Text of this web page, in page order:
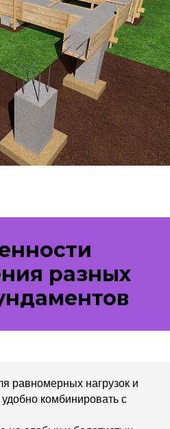
разных
равномерных нагрузок и
комбинировать с